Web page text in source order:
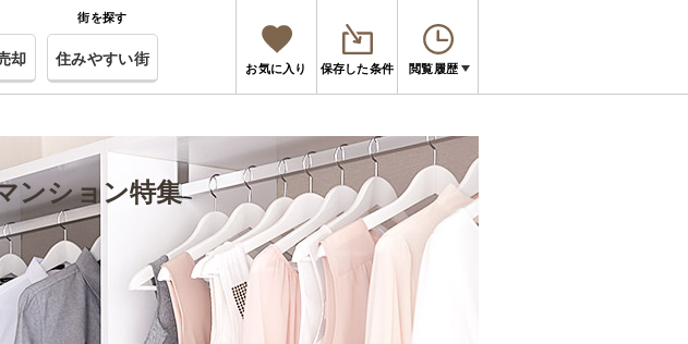
却
街を探す
住みやすい街
お気に入り 保存した条件 閲覧履歴
ンション特集